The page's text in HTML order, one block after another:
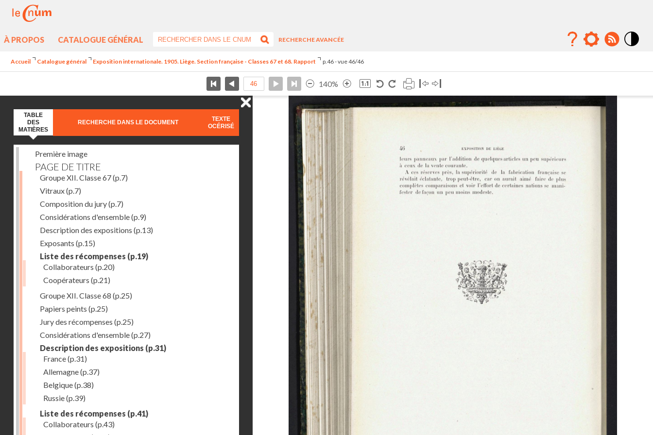
À PROPOS CATALOGUE GÉNÉRAL
RECHERCHE AVANCÉE
Accueil Catalogue général Exposition internationale. 1905. Liège. Section française - Classes 67 et 68. Rapport p.46 - vue 46/46
140%
TABLE
DES
MATIÈRES
RECHERCHE DANS LE DOCUMENT
TEXTE
OCÉRISÉ
Première image
PAGE DE TITRE
Groupe XII. Classe 67(p.7)
Vitraux(p.7)
Composition du jury(p.7)
Considérations d'ensemble(p.9)
Description des expositions (p.13)
Exposants (p.15)
Liste des récompenses (p.19)
Collaborateurs (p.20)
Coopérateurs (p.21)
Groupe XII. Classe 68 (p.25)
Papiers peints (p.25)
Jury des récompenses (p.25)
Considérations d'ensemble(p.27)
Description des expositions (p.31)
France(p.31)
Allemagne(p.37)
Belgique(p.38)
Russie(p.39)
Liste des récompenses (p.41)
Collaborateurs (p.43)